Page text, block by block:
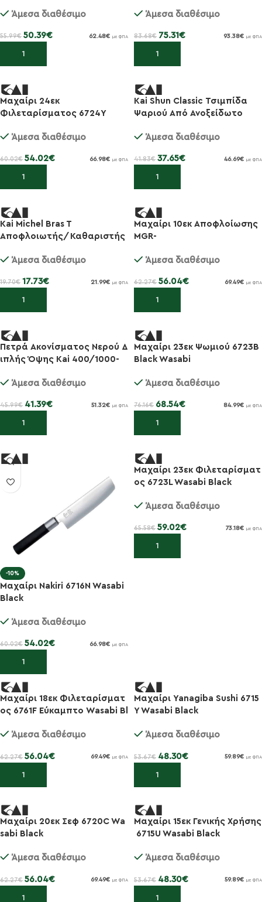
Άμεσα διαθέσιμο
55.99€ 50.39€ 62.48€ με ΦΠΑ
Προσθήκη στο καλάθι
Άμεσα διαθέσιμο
83.68€ 75.31 € 93.38€ με ΦΠΑ
Προσθήκη στο καλάθι
-10%
Μαχαίρι 24εκ
Φιλεταρίσματος 6724Y
Άμεσα διαθέσιμο
60.02€ 54.02€ 66.98€ με ΦΠΑ
Προσθήκη στο καλάθι
Kai Shun Classic Τσιμπίδα
Ψαριού Aπό Ανοξείδωτο
Άμεσα διαθέσιμο
41.83€ 37.65€ 46.69€ με ΦΠΑ
Προσθήκη στο καλάθι
Kai Michel Bras T
Αποφλοιωτής/Καθαριστής
DH-6000
Άμεσα διαθέσιμο
19.70€ 17.73€ 21.99€ με ΦΠΑ
Προσθήκη στο καλάθι
Μαχαίρι 10εκ Αποφλοίωσης
MGR-
od Άμεσα διαθέσιμο
62.27€ 56.04€ 69.49€ με ΦΠΑ
Προσθήκη στο καλάθι
-10%
Πετρά Ακονίσματος Νερού Δ
ιπλής Όψης Kai 400/1000-
Άμεσα διαθέσιμο
45.99€ 41.39€ 51.32€ με ΦΠΑ
Προσθήκη στο καλάθι
-10%
Μαχαίρι 23εκ Ψωμιού 6723B
Black Wasabi
Άμεσα διαθέσιμο
76.16€ 68.54€ 84.99€ με ΦΠΑ
Προσθήκη στο καλάθι
-10%
Μαχαίρι Nakiri 6716N Wasabi
Black
Άμεσα διαθέσιμο
60.02€ 54.02€ 66.98€ με ΦΠΑ
Προσθήκη στο καλάθι
Μαχαίρι 23εκ Φιλεταρίσματ
ος 6723L Wasabi Black
Άμεσα διαθέσιμο
65.58€ 59.02€ 73.18€ με ΦΠΑ
Προσθήκη στο καλάθι
Μαχαίρι 18εκ Φιλεταρίσματ
ος 6761F Εύκαμπτο Wasabi Bl
Άμεσα διαθέσιμο
62.27€ 56.04€ 69.49€ με ΦΠΑ
Προσθήκη στο καλάθι
Μαχαίρι Yanagiba Sushi 6715
Y Wasabi Black
Άμεσα διαθέσιμο
53.67€ 48.30€ 59.89€ με ΦΠΑ
Προσθήκη στο καλάθι
-10%
Μαχαίρι 20εκ Σεφ 6720C Wa
sabi Black
Άμεσα διαθέσιμο
62.27€ 56.04€ 69.49€ με ΦΠΑ
Προσθήκη στο καλάθι
Μαχαίρι 15εκ Γενικής Χρήσης
6715U Wasabi Black
Άμεσα διαθέσιμο
53.67€ 48.30€ 59.89€ με ΦΠΑ
Προσθήκη στο καλάθι